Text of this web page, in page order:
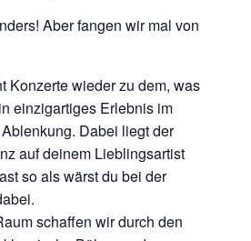
Aber fangen wir mal von
Konzerte wieder zu dem, was
einzigartiges Erlebnis im
Dabei liegt der
auf deinem Lieblingsartist
so als wärst du bei der
schaffen wir durch den